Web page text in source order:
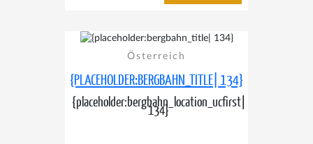
Österreich
{PLACEHOLDER:BERGBAHN_TITLE| 134}
{placeholder:bergbahn_location_ucfirst|
134}